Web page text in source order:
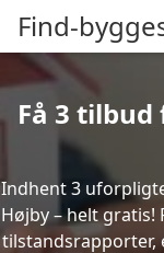
Find-
Få 3
Indhent 3
Højby – helt